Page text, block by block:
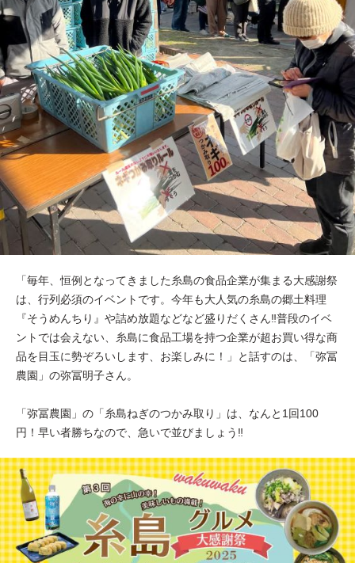
「毎年、恒例となってきました糸島の食品企業が集まる大感謝祭
は、行列必須のイベントです。今年も大人気の糸島の郷土料理
『そうめんちり』や詰め放題などなど盛りだくさん‼️普段のイベ
ントでは会えない、糸島に食品工場を持つ企業が超お買い得な商
品を目玉に勢ぞろいします、お楽しみに！」と話すのは、「弥冨
農園」の弥冨明子さん。
「弥冨農園」の「糸島ねぎのつかみ取り」は、なんと1回100
円！早い者勝ちなので、急いで並びましょう‼